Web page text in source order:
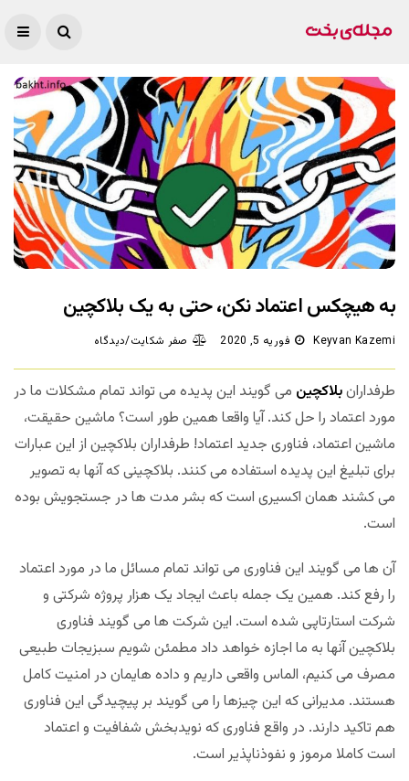
به هیچکس اعتماد نکن، حتی به یک بلاکچین
Keyvan Kazemi فوریه 5, 2020 صفر شکایت/دیدگاه
طرفدارانبلاکچین می گویند این پدیده می تواند تمام مشکلات ما در
مورد اعتماد را حل کند. آیا واقعا همین طور است؟ ماشین حقیقت،
ماشین اعتماد، فناوری جدید اعتماد! طرفداران بلاکچین از این عبارات
برای تبلیغ این پدیده استفاده می کنند. بلاکچینی که آنها به تصویر
می کشند همان اکسیری است که بشر مدت ها در جستجویش بوده
است.
آن ها می گویند این فناوری می تواند تمام مسائل ما در مورد اعتماد
را رفع کند. همین یک جمله باعث ایجاد یک هزار پروژه شرکتی و
شرکت استارتاپی شده است. این شرکت ها می گویند فناوری
بلاکچین آنها به ما اجازه خواهد داد مطمئن شویم سبزیجات طبیعی
مصرف می کنیم، الماس واقعی داریم و داده هایمان در امنیت کامل
هستند. مدیرانی که این چیزها را می گویند بر پیچیدگی این فناوری
هم تاکید دارند. در واقع فناوری که نویدبخش شفافیت و اعتماد
است کاملا مرموز و نفوذناپذیر است.